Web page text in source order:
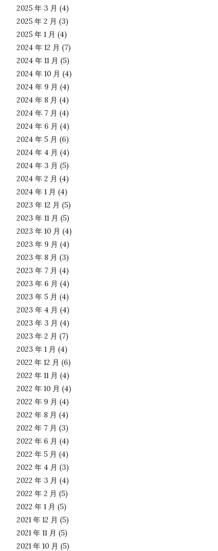
2025 年 3 月 (4)
2025 年 2 月 (3)
2025 年 1 月 (4)
2024 年 12 月 (7)
2024 年 11 月 (5)
2024 年 10 月 (4)
2024 年 9 月 (4)
2024 年 8 月 (4)
2024 年 7 月 (4)
2024 年 6 月 (4)
2024 年 5 月 (6)
2024 年 4 月 (4)
2024 年 3 月 (5)
2024 年 2 月 (4)
2024 年 1 月 (4)
2023 年 12 月 (5)
2023 年 11 月 (5)
2023 年 10 月 (4)
2023 年 9 月 (4)
2023 年 8 月 (3)
2023 年 7 月 (4)
2023 年 6 月 (4)
2023 年 5 月 (4)
2023 年 4 月 (4)
2023 年 3 月 (4)
2023 年 2 月 (7)
2023 年 1 月 (4)
2022 年 12 月 (6)
2022 年 11 月 (4)
2022 年 10 月 (4)
2022 年 9 月 (4)
2022 年 8 月 (4)
2022 年 7 月 (3)
2022 年 6 月 (4)
2022 年 5 月 (4)
2022 年 4 月 (3)
2022 年 3 月 (4)
2022 年 2 月 (5)
2022 年 1 月 (5)
2021 年 12 月 (5)
2021 年 11 月 (5)
2021 年 10 月 (5)